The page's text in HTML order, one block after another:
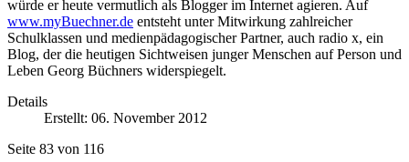
würde er heute vermutlich als Blogger im Internet agieren. Auf
www.myBuechner.de entsteht unter Mitwirkung zahlreicher
Schulklassen und medienpädagogischer Partner, auch radio x, ein
Blog, der die heutigen Sichtweisen junger Menschen auf Person und
Leben Georg Büchners widerspiegelt.
Details
Erstellt: 06. November 2012
Seite 83 von 116